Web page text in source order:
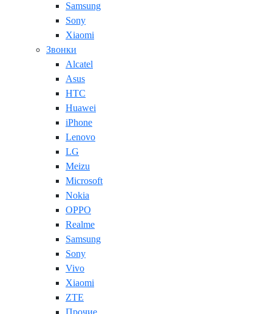
Samsung
Sony
Xiaomi
Звонки
Alcatel
Asus
HTC
Huawei
iPhone
Lenovo
LG
Meizu
Microsoft
Nokia
OPPO
Realme
Samsung
Sony
Vivo
Xiaomi
ZTE